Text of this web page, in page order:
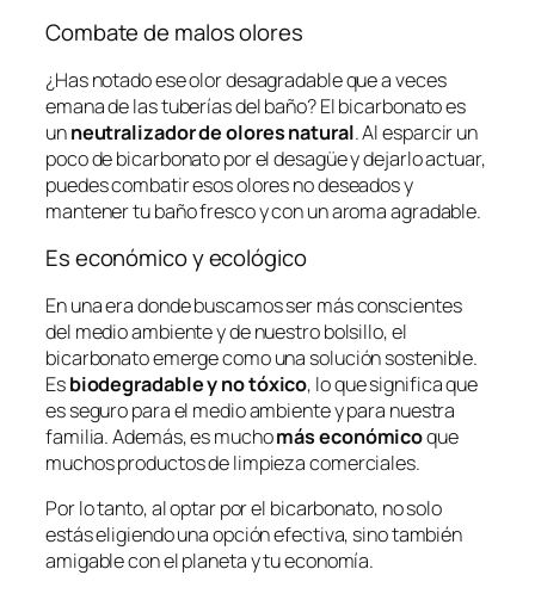
Combate de malos olores
¿Has notado ese olor desagradable que a veces
emana de las tuberías del baño? El bicarbonato es
unneutralizador de olores natural. Al esparcir un
poco de bicarbonato por el desagüe y dejarlo actuar,
puedes combatir esos olores no deseados y
mantener tu baño fresco y con un aroma agradable.
Es económico y ecológico
En una era donde buscamos ser más conscientes
del medio ambiente y de nuestro bolsillo, el
bicarbonato emerge como una solución sostenible.
Esbiodegradable y no tóxico, lo que significa que
es seguro para el medio ambiente y para nuestra
familia. Además, es muchomás económicoque
muchos productos de limpieza comerciales.
Por lo tanto, al optar por el bicarbonato, no solo
estás eligiendo una opción efectiva, sino también
amigable con el planeta y tu economía.